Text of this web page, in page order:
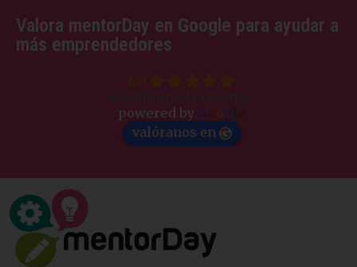
Valora mentorDay en Google para ayudar a
más emprendedores
powered by G gl
valóranos en